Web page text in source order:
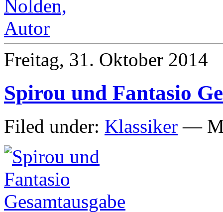
Freitag, 31. Oktober 2014
Spirou und Fantasio
Filed under: Klassiker —